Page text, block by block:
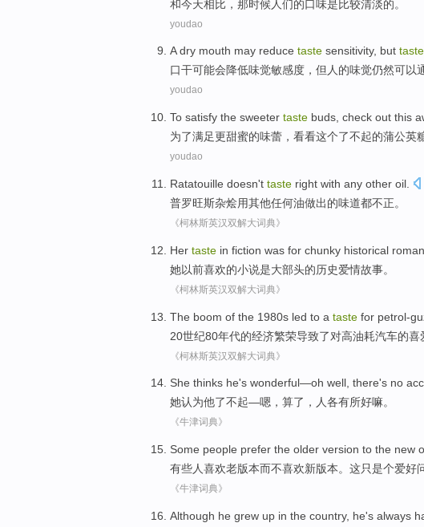
和今天相比 ， 那时候人们的口味是比较清淡的。
youdao
Adry mouth may reduce taste sensitivity, but taste
口干可能会降低味觉敏感度 ， 但人的味觉仍然可以
youdao
To satisfy the sweeter taste buds check out this
为了满足更甜蜜的味蕾 ， 看看这个了不起的蒲公英
youdao
Ratatouille doesn't taste right with any other oil
普罗旺斯杂烩用其他任何油做出的味道都不正。
《柯林斯英汉双解大词典》
Her taste in fiction was for chunky historical
她以前喜欢的小说是大部头的历史爱情故事。
《柯林斯英汉双解大词典》
The boom of the 1980s led to a taste for petrol-
20世纪80年代的经济繁荣导致了对高油耗汽车的喜
《柯林斯英汉双解大词典》
She thinks he's wonderful—oh well, there's no
她认为他了不起—嗯 ，算了， 人各有所好嘛。
《牛津词典》
Some people prefer the older version to the new
有些人喜欢老版本而不喜欢新版本。 这只是个爱好
《牛津词典》
Although he grew up in the country, he's always